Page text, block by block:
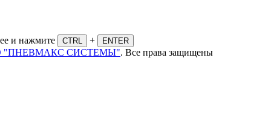
и нажмите CTRL + ENTER
"ПНЕВМАКС СИСТЕМЫ". Все права защищены